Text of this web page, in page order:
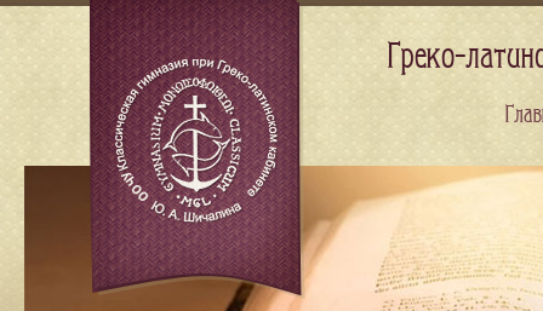
Греко-